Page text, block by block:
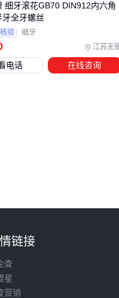
——过紧会损伤螺纹，过松
更适合批量作业，但手动
粘接效果
其密封设计还可防止小规
维：从理解规格参数到匹
细节把控。与其反复试
纹修复工具、防松方案和
在长期使用中持续产生价
江苏无
细牙滚花GB70 DIN912内六角
牙全牙螺丝
验 细牙
电话 在线咨询
链接
查
星
营销